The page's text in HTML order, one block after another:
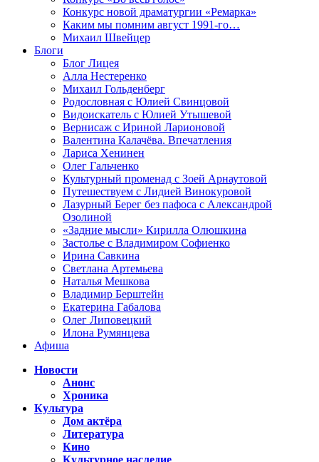
Конкурс новой драматургии «Ремарка»
Каким мы помним август 1991-го…
Михаил Швейцер
Блоги
Блог Лицея
Алла Нестеренко
Михаил Гольденберг
Родословная с Юлией Свинцовой
Видоискатель с Юлией Утышевой
Вернисаж с Ириной Ларионовой
Валентина Калачёва. Впечатления
Лариса Хенинен
Олег Гальченко
Культурный променад с Зоей Арнаутовой
Путешествуем с Лидией Винокуровой
Лазурный Берег без пафоса с Александрой
Озолиной
«Задние мысли» Кирилла Олюшкина
Застолье с Владимиром Софиенко
Ирина Савкина
Светлана Артемьева
Наталья Мешкова
Владимир Берштейн
Екатерина Габалова
Олег Липовецкий
Илона Румянцева
Афиша
Новости
Анонс
Хроника
Культура
Дом актёра
Литература
Кино